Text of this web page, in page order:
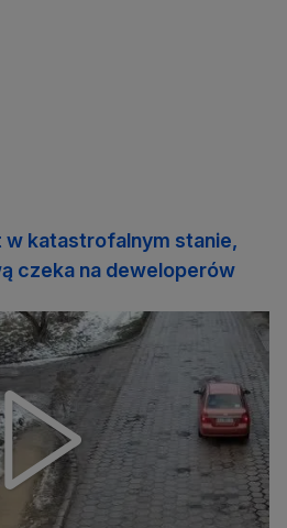
w katastrofalnym stanie,
czeka na deweloperów